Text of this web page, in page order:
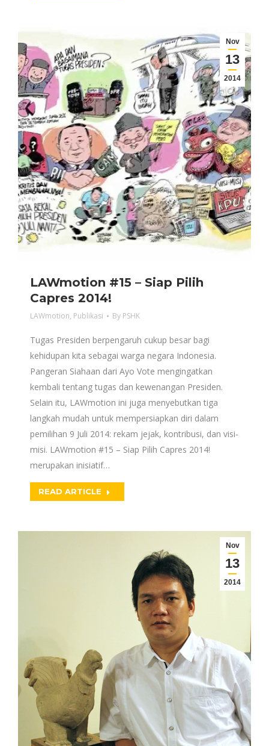
Nov
13
2014
LAWmotion #15 – Siap Pilih
Capres 2014!
LAWmotion, Publikasi By PSHK
Tugas Presiden berpengaruh cukup besar bagi
kehidupan kita sebagai warga negara Indonesia.
Pangeran Siahaan dari Ayo Vote mengingatkan
kembali tentang tugas dan kewenangan Presiden.
Selain itu, LAWmotion ini juga menyebutkan tiga
langkah mudah untuk mempersiapkan diri dalam
pemilihan 9 Juli 2014: rekam jejak, kontribusi, dan visi-
misi. LAWmotion #15 – Siap Pilih Capres 2014!
merupakan inisiatif…
READ ARTICLE
Nov
13
2014